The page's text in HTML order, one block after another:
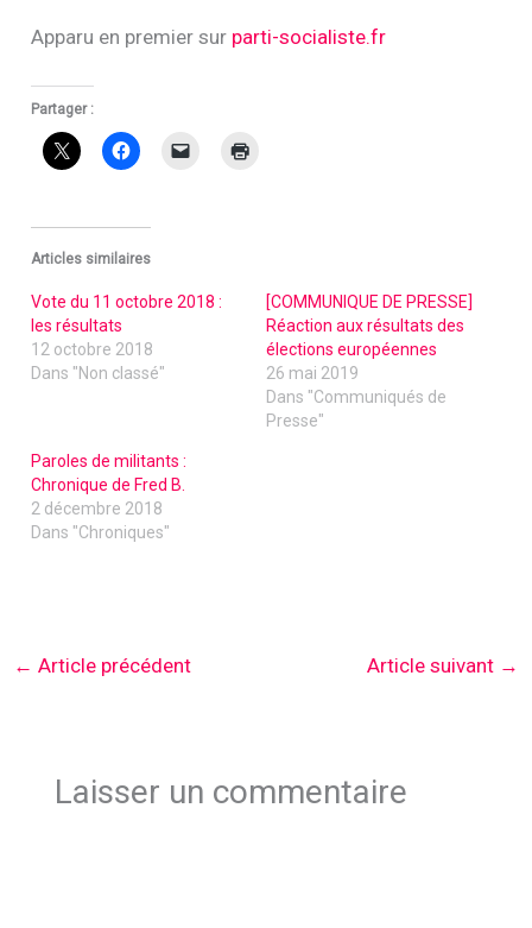
Apparu en premier sur parti-socialiste.fr
Partager :
Articles similaires
Vote du 11 octobre 2018 :
les résultats
12 octobre 2018
Dans "Non classé"
[COMMUNIQUE DE PRESSE]
Réaction aux résultats des
élections européennes
26 mai 2019
Dans "Communiqués de
Presse"
Paroles de militants :
Chronique de Fred B.
2 décembre 2018
Dans "Chroniques"
← Article précédent Article suivant →
Laisser un commentaire